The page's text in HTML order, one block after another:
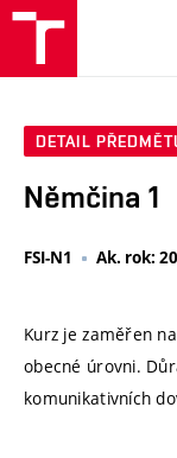
DETAIL
Němčina 1
FSI-N1 Ak. rok:
Kurz je zaměřen
obecné úrovni.
komunikativních